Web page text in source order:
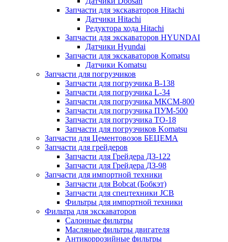
Запчасти для экскаваторов Hitachi
Датчики Hitachi
Редуктора хода Hitachi
Запчасти для экскаваторов HYUNDAI
Датчики Hyundai
Запчасти для экскаваторов Komatsu
Датчики Komatsu
Запчасти для погрузчиков
Запчасти для погрузчика B-138
Запчасти для погрузчика L-34
Запчасти для погрузчика МКСМ-800
Запчасти для погрузчика ПУМ-500
Запчасти для погрузчика ТО-18
Запчасти для погрузчиков Komatsu
Запчасти для Цементовозов БЕЦЕМА
Запчасти для грейдеров
Запчасти для Грейдера ДЗ-122
Запчасти для Грейдера ДЗ-98
Запчасти для импортной техники
Запчасти для Bobcat (Бобкэт)
Запчасти для спецтехники JCB
Фильтры для импортной техники
Фильтра для экскаваторов
Салонные фильтры
Масляные фильтры двигателя
Антикоррозийные фильтры